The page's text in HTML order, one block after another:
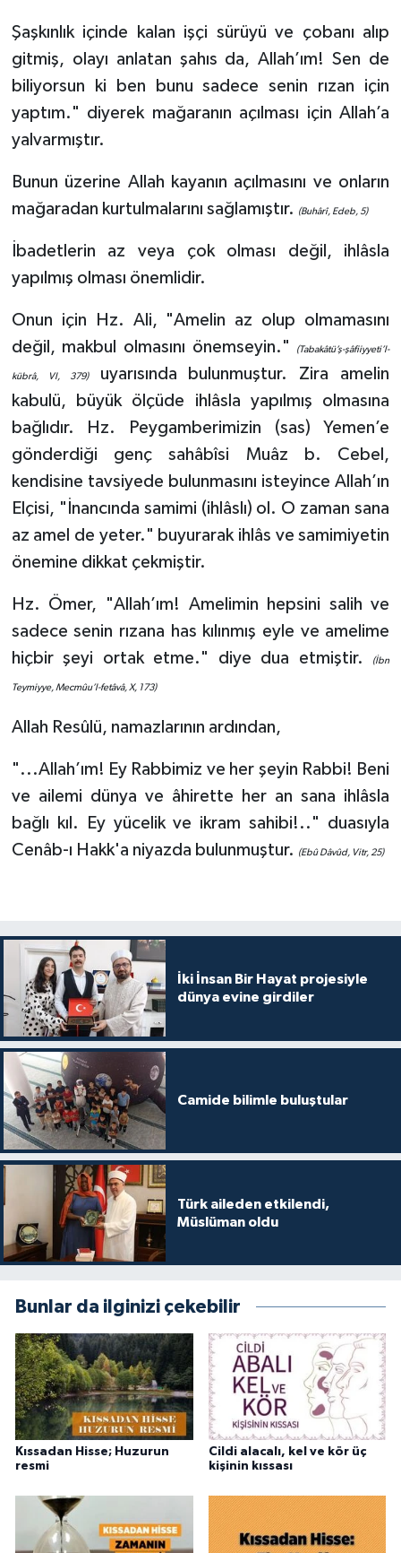
Şaşkınlık içinde kalan işçi sürüyü ve çobanı alıp
gitmiş, olayı anlatan şahıs da, Allah’ım! Sen de
biliyorsun ki ben bunu sadece senin rızan için
yaptım." diyerek mağaranın açılması için Allah’a
yalvarmıştır.
Bunun üzerine Allah kayanın açılmasını ve onların
mağaradan kurtulmalarını sağlamıştır.
(Buhârî, Edeb, 5)
İbadetlerin az veya çok olması değil, ihlâsla
yapılmış olması önemlidir.
Onun için Hz. Ali, "Amelin az olup olmamasını
değil, makbul olmasını önemseyin."
(Tabakâtü’ş-şâfiiyyeti’l-
kübrâ, VI, 379)uyarısında bulunmuştur. Zira amelin
kabulü, büyük ölçüde ihlâsla yapılmış olmasına
bağlıdır. Hz. Peygamberimizin (sas) Yemen’e
gönderdiği genç sahâbîsi Muâz b. Cebel,
kendisine tavsiyede bulunmasını isteyince Allah’ın
Elçisi, "İnancında samimi (ihlâslı) ol. O zaman sana
az amel de yeter." buyurarak ihlâs ve samimiyetin
önemine dikkat çekmiştir.
Hz. Ömer, "Allah’ım! Amelimin hepsini salih ve
sadece senin rızana has kılınmış eyle ve amelime
hiçbir şeyi ortak etme." diye dua etmiştir.
(İbn
Teymiyye, Mecmûu’l-fetâvâ, X, 173)
Allah Resûlü, namazlarının ardından,
"...Allah’ım! Ey Rabbimiz ve her şeyin Rabbi! Beni
ve ailemi dünya ve âhirette her an sana ihlâsla
bağlı kıl. Ey yücelik ve ikram sahibi!.." duasıyla
Cenâb-ı Hakk'a niyazda bulunmuştur.
(Ebû Dâvûd, Vitr, 25)
İki İnsan Bir Hayat projesiyle
dünya evine girdiler
Camide bilimle buluştular
Türk aileden etkilendi,
Müslüman oldu
Bunlar da ilginizi çekebilir
Kıssadan Hisse; Huzurun
resmi
Cildi alacalı, kel ve kör üç
kişinin kıssası
Ordu Müftülüğü
Osmaniye Müftülüğü
Sakarya Müftülüğü
Sinop Müftülüğü
Sivas Müftülüğü
Şanlıurfa Müftülüğü
Şırnak Müftülüğü
Tekirdağ Müftülüğü
Tokat Müftülüğü
Tunceli Müftülüğü
Van Müftülüğü
Yalova Müftülüğü
Yozgat Müftülüğü
Zonguldak Müftülüğü